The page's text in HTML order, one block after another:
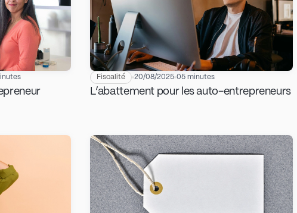
Fiscalité 20/08/2025 05 minutes
L’abattement pour les auto-entrepreneurs